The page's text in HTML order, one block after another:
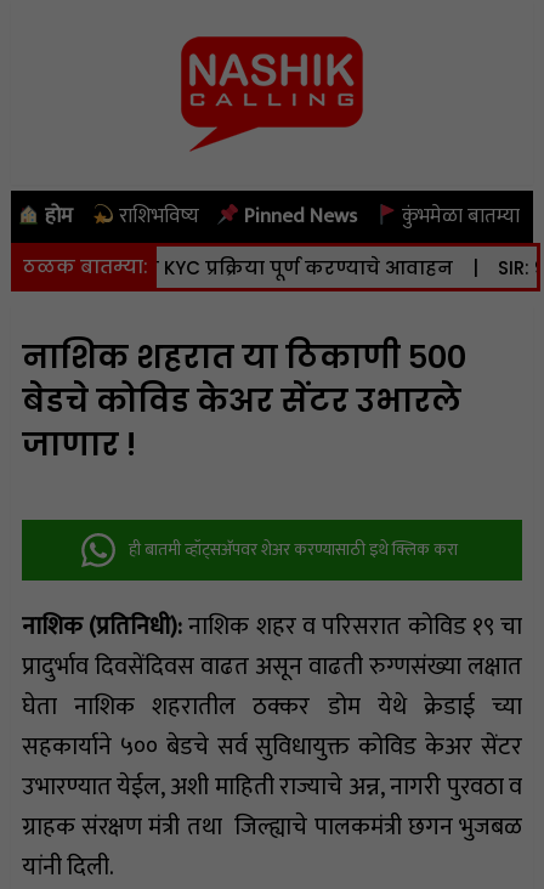
होम राशिभविष्य Pinned News कुंभमेळा बातम्या
ठळक बातम्या:KYC प्रक्रिया पूर्ण करण्याचे आवाहन | SIR: 90.24
नाशिक शहरात या ठिकाणी ५००
बेडचे कोविड केअर सेंटर उभारले
जाणार !
ही बातमी व्हॉट्सअ‍ॅपवर शेअर करण्यासाठी इथे क्लिक करा
नाशिक (प्रतिनिधी):नाशिक शहर व परिसरात कोविड १९ चा
प्रादुर्भाव दिवसेंदिवस वाढत असून वाढती रुग्णसंख्या लक्षात
घेता नाशिक शहरातील ठक्कर डोम येथे क्रेडाई च्या
सहकार्याने ५०० बेडचे सर्व सुविधायुक्त कोविड केअर सेंटर
उभारण्यात येईल, अशी माहिती राज्याचे अन्न, नागरी पुरवठा व
ग्राहक संरक्षण मंत्री तथा जिल्ह्याचे पालकमंत्री छगन भुजबळ
यांनी दिली.